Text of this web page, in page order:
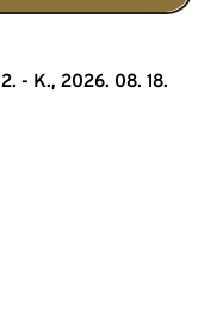
- K., 2026. 08. 18.